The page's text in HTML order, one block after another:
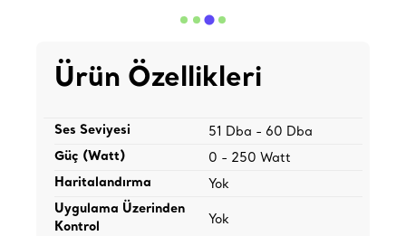
Ürün Özellikleri
Ses Seviyesi 51 Dba - 60 Dba
Güç (Watt) 0 - 250 Watt
Haritalandırma Yok
Uygulama Üzerinden
Kontrol
Yok